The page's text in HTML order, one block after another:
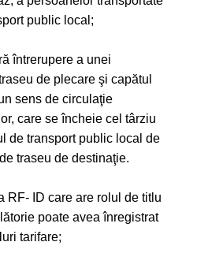
public local;
întrerupere a unei
de plecare şi capătul
sens de circulaţie
care se încheie cel târziu
de transport public local de
traseu de destinaţie.
RF- ID care are rolul de titlu
poate avea înregistrat
tarifare;